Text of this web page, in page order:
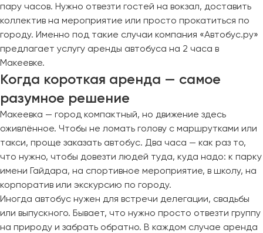
пару часов. Нужно отвезти гостей на вокзал, доставить
коллектив на мероприятие или просто прокатиться по
городу. Именно под такие случаи компания «Автобус.ру»
предлагает услугу аренды автобуса на 2 часа в
Макеевке.
Когда короткая аренда — самое
разумное решение
Макеевка — город компактный, но движение здесь
оживлённое. Чтобы не ломать голову с маршрутками или
такси, проще заказать автобус. Два часа — как раз то,
что нужно, чтобы довезти людей туда, куда надо: к парку
имени Гайдара, на спортивное мероприятие, в школу, на
корпоратив или экскурсию по городу.
Иногда автобус нужен для встречи делегации, свадьбы
или выпускного. Бывает, что нужно просто отвезти группу
на природу и забрать обратно. В каждом случае аренда